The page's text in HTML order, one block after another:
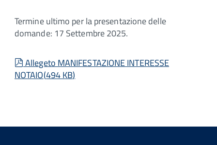
Termine ultimo per la presentazione delle
domande: 17 Settembre 2025.
pdf
Allegeto MANIFESTAZIONE INTERESSE
NOTAIO(494 KB)